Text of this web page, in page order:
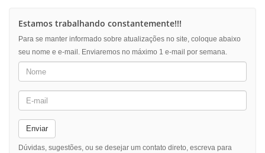
Estamos trabalhando constantemente!!!
Para se manter informado sobre atualizações no site, coloque abaixo
seu nome e e-mail. Enviaremos no máximo 1 e-mail por semana.
Enviar
Dúvidas, sugestões, ou se desejar um contato direto, escreva para